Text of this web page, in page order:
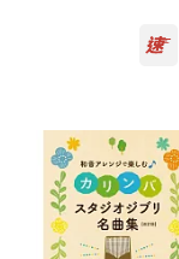
あおやま
あずみ京平
いわほし(1)